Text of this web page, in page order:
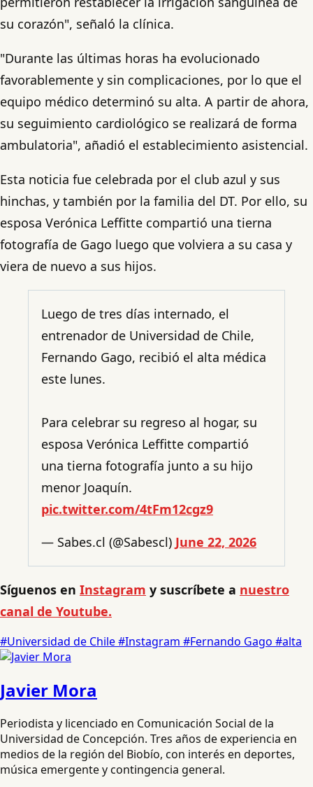
su corazón", señaló la clínica.
"Durante las últimas horas ha evolucionado
favorablemente y sin complicaciones, por lo que el
equipo médico determinó su alta. A partir de ahora,
su seguimiento cardiológico se realizará de forma
ambulatoria", añadió el establecimiento asistencial.
Esta noticia fue celebrada por el club azul y sus
hinchas, y también por la familia del DT. Por ello, su
esposa Verónica Leffitte compartió una tierna
fotografía de Gago luego que volviera a su casa y
viera de nuevo a sus hijos.
Luego de tres días internado, el
entrenador de Universidad de Chile,
Fernando Gago, recibió el alta médica
este lunes.
Para celebrar su regreso al hogar, su
esposa Verónica Leffitte compartió
una tierna fotografía junto a su hijo
menor Joaquín.
pic.twitter.com/4tFm12cgz9
— Sabes.cl (@Sabescl) June 22, 2026
Síguenos en Instagram y suscríbete a nuestro
canal de Youtube.
#Universidad de Chile#Instagram #Fernando Gago #alta
Javier Mora
Periodista y licenciado en Comunicación Social de la
Universidad de Concepción. Tres años de experiencia en
medios de la región del Biobío, con interés en deportes,
música emergente y contingencia general.